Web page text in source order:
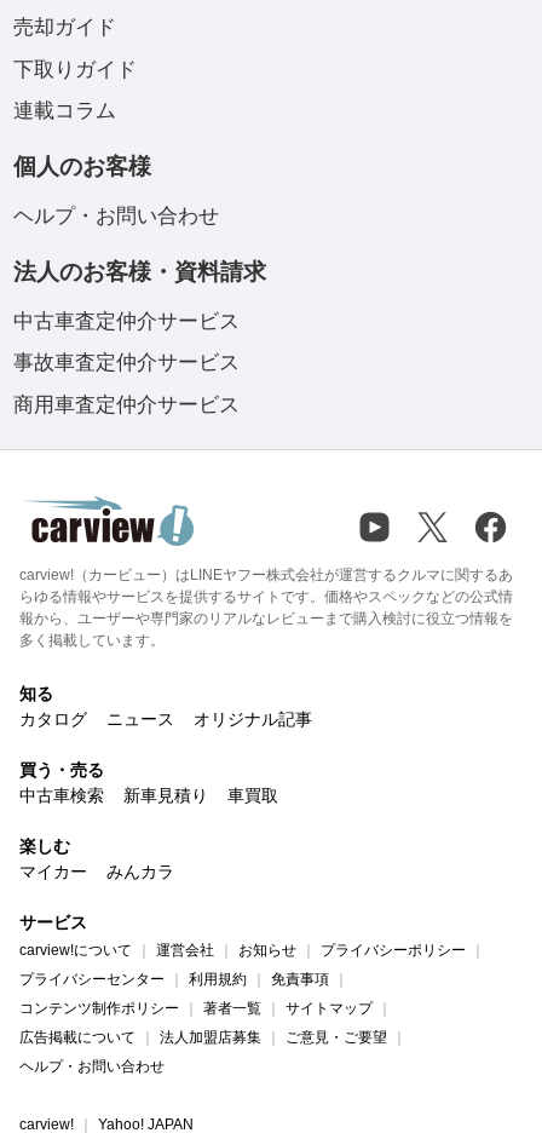
売却ガイド
下取りガイド
連載コラム
個人のお客様
ヘルプ・お問い合わせ
法人のお客様・資料請求
中古車査定仲介サービス
事故車査定仲介サービス
商用車査定仲介サービス
carview!（カービュー）はLINEヤフー株式会社が運営するクルマに関するあ
らゆる情報やサービスを提供するサイトです。価格やスペックなどの公式情
報から、ユーザーや専門家のリアルなレビューまで購入検討に役立つ情報を
多く掲載しています。
知る
カタログ
ニュース オリジナル記事
買う・売る
中古車検索
新車見積り 車買取
楽しむ
マイカー
みんカラ
サービス
carview!について 運営会社 お知らせ
プライバシーポリシー
プライバシーセンター
利用規約
免責事項
コンテンツ制作ポリシー
著者一覧
サイトマップ
広告掲載について
法人加盟店募集
ご意見・ご要望
ヘルプ・お問い合わせ
carview! Yahoo! JAPAN